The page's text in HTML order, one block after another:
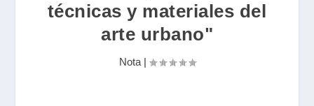
técnicas y materiales del
arte urbano"
Nota|